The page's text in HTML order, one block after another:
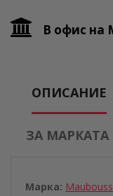
В офис на
ОПИСАНИЕ
ЗА МАРКАТА
Марка: